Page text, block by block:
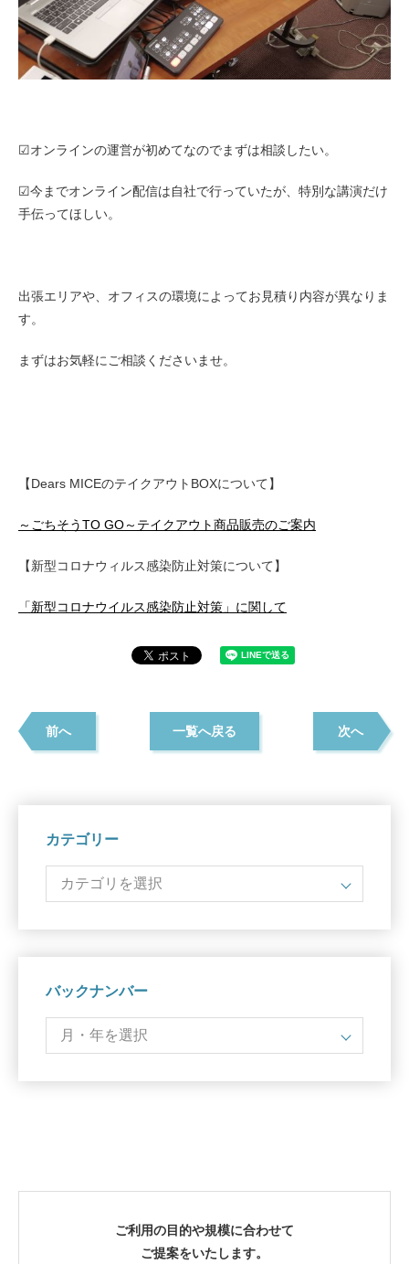
☑オンラインの運営が初めてなのでまずは相談したい。
☑今までオンライン配信は自社で行っていたが、特別な講演だけ
手伝ってほしい。
出張エリアや、オフィスの環境によってお見積り内容が異なりま
す。
まずはお気軽にご相談くださいませ。
【Dears MICEのテイクアウトBOXについて】
～ごちそうTO GO～テイクアウト商品販売のご案内
【新型コロナウィルス感染防止対策について】
「新型コロナウイルス感染防止対策」に関して
前へ 次へ
一覧へ戻る
カテゴリー
バックナンバー
ご利用の目的や規模に合わせて
ご提案をいたします。